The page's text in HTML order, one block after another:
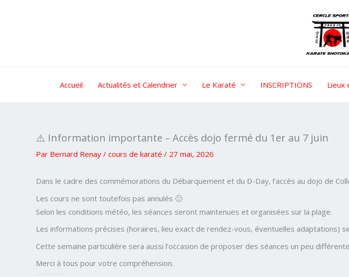
Accueil Actualités et Calendrier Le Karaté INSCRIPTIONS Lieux
⚠️ Information importante – Accès dojo fermé du 1er au 7 juin
Par Bernard Renay / cours de karaté / 27 mai, 2026
Dans le cadre des commémorations du Débarquement et du D-Day, l’accès au dojo de
Les cours ne sont toutefois pas annulés 🙂
Selon les conditions météo, les séances seront maintenues et organisées sur la plage.
Les informations précises (horaires, lieu exact de rendez-vous, éventuelles adaptations)
Cette semaine particulière sera aussi l’occasion de proposer des séances un peu
Merci à tous pour votre compréhension.